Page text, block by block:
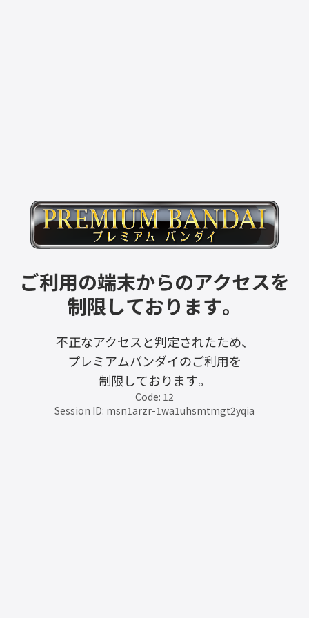
ご利用の端末からのアクセスを
制限しております。
不正なアクセスと判定されたため、
プレミアムバンダイのご利用を
制限しております。
Code: 12
Session ID: msn1arzr-1wa1uhsmtmgt2yqia